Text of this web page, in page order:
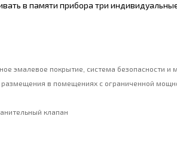
в памяти прибора три
эмалевое покрытие, система безопасности
в помещениях с ограниченной
клапан